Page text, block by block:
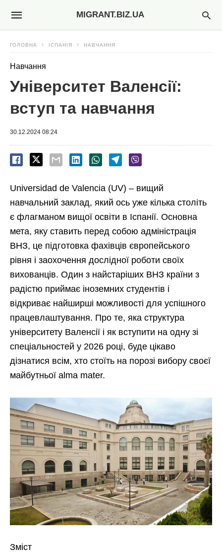
MIGRANT.BIZ.UA
ГОЛОВНА ІСПАНІЯ НАВЧАННЯ
Навчання
Університет Валенсії:
вступ та навчання
30.12.2024 08:24
Universidad de Valencia (UV) – вищий
навчальний заклад, який ось уже кілька століть
є флагманом вищої освіти в Іспанії. Основна
мета, яку ставить перед собою адміністрація
ВНЗ, це підготовка фахівців європейського
рівня і заохочення дослідної роботи своїх
вихованців. Один з найстаріших ВНЗ країни з
радістю приймає іноземних студентів і
відкриває найширші можливості для успішного
працевлаштування. Про те, яка структура
університету Валенсії і як вступити на одну зі
спеціальностей у 2026 році, буде цікаво
дізнатися всім, хто стоїть на порозі вибору своєї
майбутньої alma mater.
Зміст